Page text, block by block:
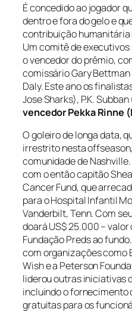
É concedido ao jogador
dentro e fora do gelo e
contribuição humanitária
Um comitê de executivos
o vencedor do prêmio,
comissário Gary
Daly. Este ano os
Jose Sharks), P.K.
vencedor Pekka Rinne
O goleiro de longa data,
irrestrito nestaoffseason
comunidade de
com o então capitão
Cancer Fund, que
para o Hospital Infantil
Vanderbilt, Tenn. Com
doará US$ 25.000 –
Fundação Preds ao
com organizações como
Wishe a Peterson
liderou outras iniciativas
incluindo o fornecimento
gratuitas para os